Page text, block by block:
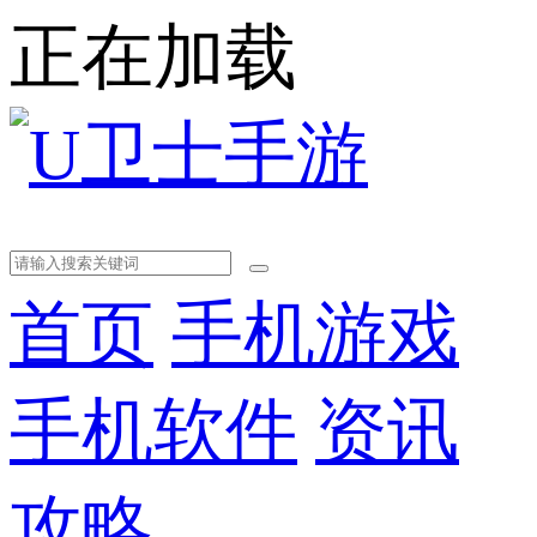
正在加载
首页 手机游戏
手机软件 资讯